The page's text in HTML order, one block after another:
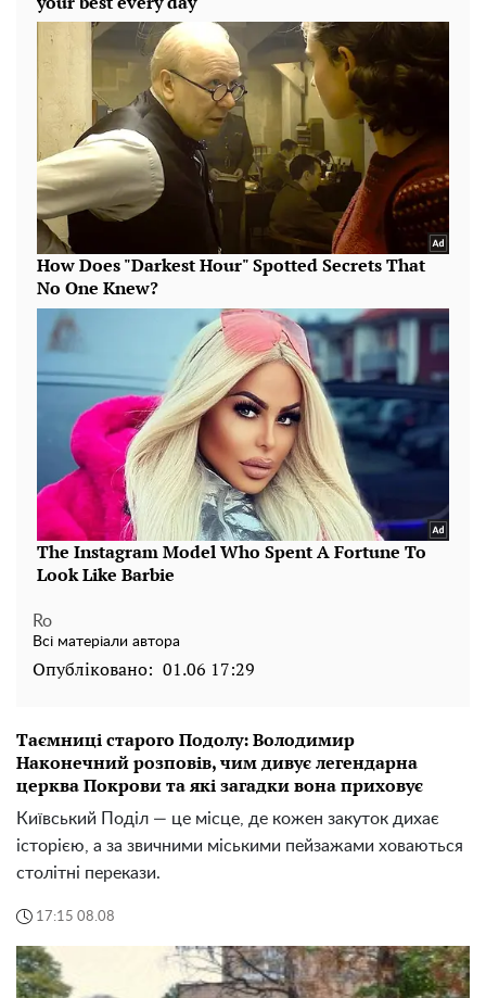
Ro
Всі матеріали автора
Опубліковано: 01.06 17:29
Таємниці старого Подолу: Володимир
Наконечний розповів, чим дивує легендарна
церква Покрови та які загадки вона приховує
Київський Поділ — це місце, де кожен закуток дихає
історією, а за звичними міськими пейзажами ховаються
столітні перекази.
17:15 08.08